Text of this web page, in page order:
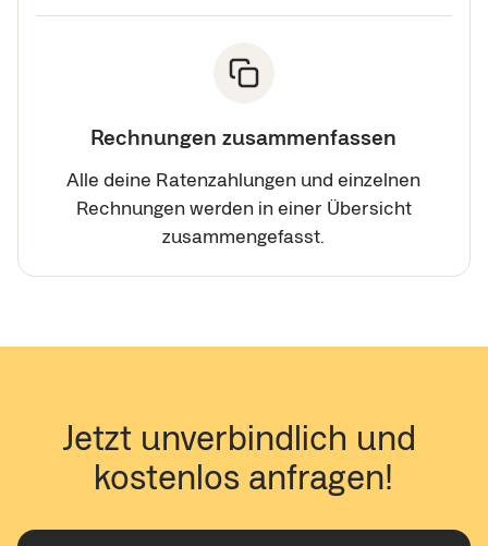
Rechnungen zusammenfassen
Alle deine Ratenzahlungen und einzelnen
Rechnungen werden in einer Übersicht
zusammengefasst.
Jetzt unverbindlich und
kostenlos anfragen!